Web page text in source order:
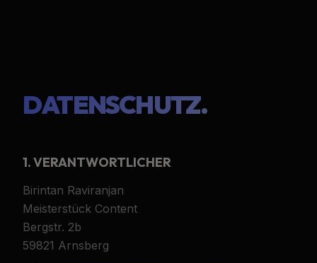
DATENSCHUTZ.
1. VERANTWORTLICHER
Birintan Raviranjan
Meisterstück Content
Bergstr. 2b
59821 Arnsberg